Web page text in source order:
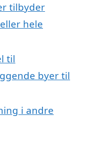
tilbyder
hele
til
byer til
i andre